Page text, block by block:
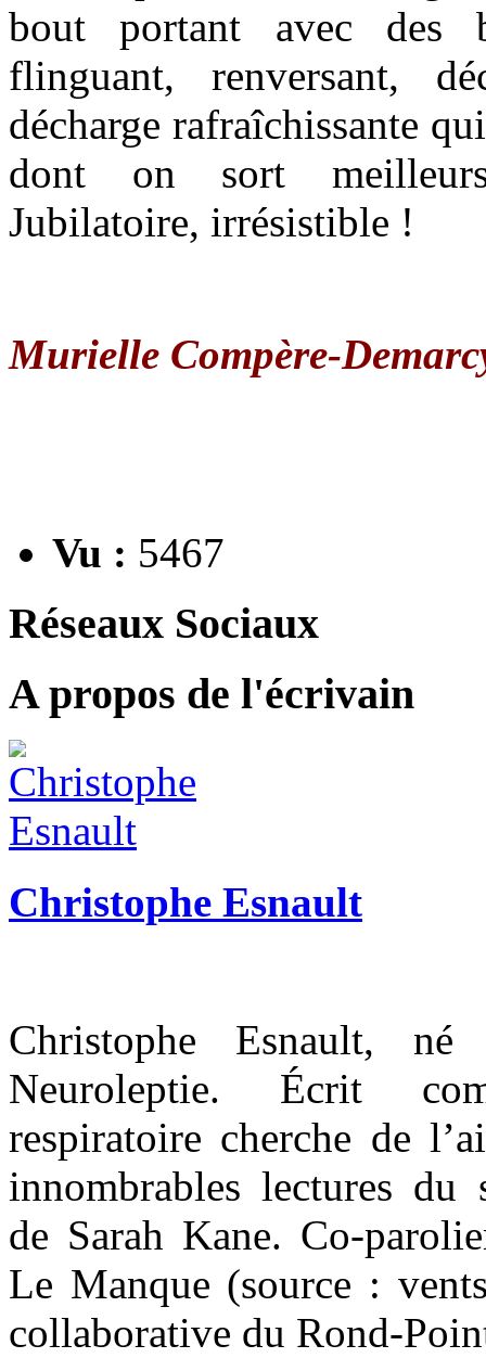
bout portant avec des
flinguant, renversant,
décharge rafraîchissante
dont on sort
Jubilatoire, irrésistible !
Murielle Compère-
Vu : 5467
Réseaux Sociaux
A propos de l'écrivain
Christophe Esnault
Christophe Esnault,
Neuroleptie. Écrit
respiratoire cherche de
innombrables lectures
de Sarah Kane. Co-
Le Manque (source :
collaborative du Rond-